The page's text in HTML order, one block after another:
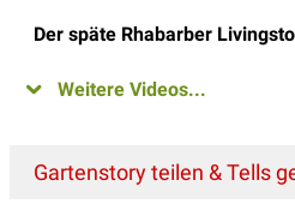
Der späte Rhabarber
Weitere Videos...
Gartenstory teilen & Tells